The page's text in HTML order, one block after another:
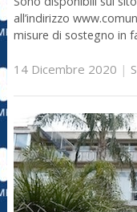
all’indirizzo
misure di sostegno in
14 Dicembre 2020 |